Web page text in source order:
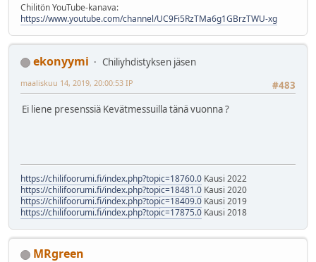
Chilitön YouTube-kanava:
https://www.youtube.com/channel/UC9Fi5RzTMa6g1GBrzTWU-xg
ekonyymi
Chiliyhdistyksen jäsen
#483
maaliskuu 14, 2019, 20:00:53 IP
Ei liene presenssiä Kevätmessuilla tänä vuonna ?
https://chilifoorumi.fi/index.php?topic=18760.0 Kausi 2022
https://chilifoorumi.fi/index.php?topic=18481.0 Kausi 2020
https://chilifoorumi.fi/index.php?topic=18409.0 Kausi 2019
https://chilifoorumi.fi/index.php?topic=17875.0 Kausi 2018
MRgreen